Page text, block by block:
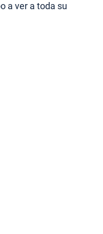
a ver a toda su